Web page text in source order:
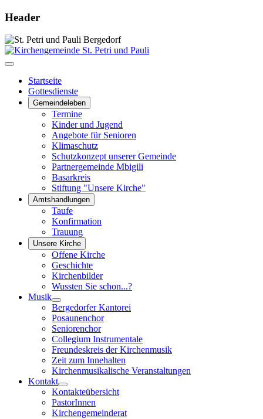
Header
Startseite
Gottesdienste
Gemeindeleben
Termine
Kinder und Jugend
Angebote für Senioren
Klimaschutz
Schutzkonzept unserer Gemeinde
Partnergemeinde Mbigili
Basarkreis
Stiftung "Unsere Kirche"
Amtshandlungen
Taufe
Konfirmation
Trauung
Unsere Kirche
Offene Kirche
Geschichte
Kirchenbilder
Wussten Sie schon...?
Musik
Bergedorfer Kantorei
Posaunenchor
Seniorenchor
Collegium Instrumentale
Freundeskreis der Kirchenmusik
Zeit zum Innehalten
Kirchenmusikalische Veranstaltungen
Kontakt
Kontakteübersicht
PastorInnen
Kirchengemeinderat